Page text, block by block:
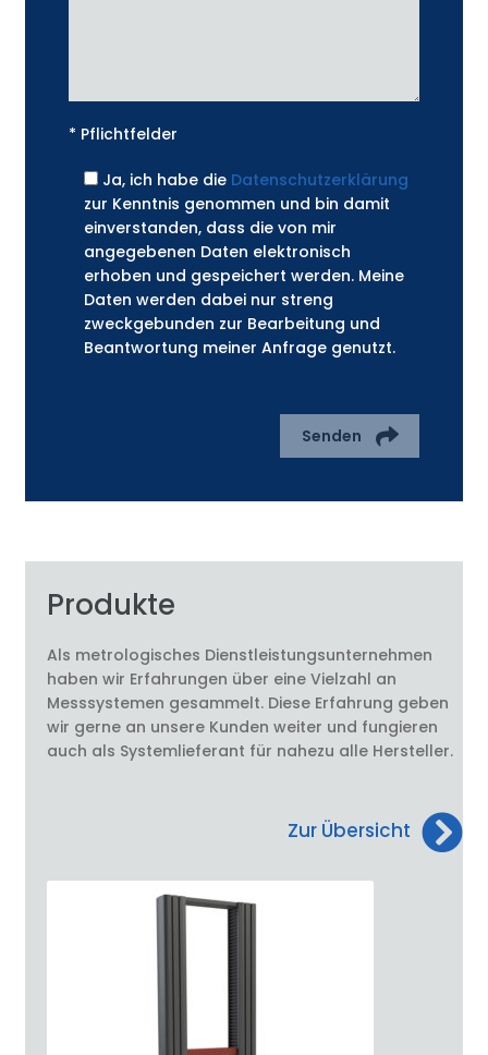
* Pflichtfelder
Ja, ich habe die Datenschutzerklärung
zur Kenntnis genommen und bin damit
einverstanden, dass die von mir
angegebenen Daten elektronisch
erhoben und gespeichert werden. Meine
Daten werden dabei nur streng
zweckgebunden zur Bearbeitung und
Beantwortung meiner Anfrage genutzt.
Senden
Produkte
Als metrologisches Dienstleistungsunternehmen
haben wir Erfahrungen über eine Vielzahl an
Messsystemen gesammelt. Diese Erfahrung geben
wir gerne an unsere Kunden weiter und fungieren
auch als Systemlieferant für nahezu alle Hersteller.
Zur Übersicht